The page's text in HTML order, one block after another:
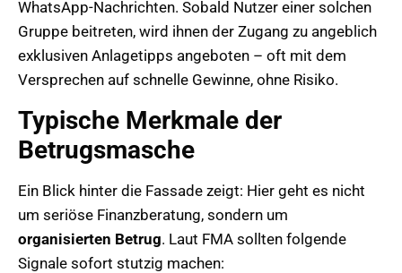
WhatsApp-Nachrichten. Sobald Nutzer einer solchen
Gruppe beitreten, wird ihnen der Zugang zu angeblich
exklusiven Anlagetipps angeboten – oft mit dem
Versprechen auf schnelle Gewinne, ohne Risiko.
Typische Merkmale der
Betrugsmasche
Ein Blick hinter die Fassade zeigt: Hier geht es nicht
um seriöse Finanzberatung, sondern um
organisierten Betrug. Laut FMA sollten folgende
Signale sofort stutzig machen: